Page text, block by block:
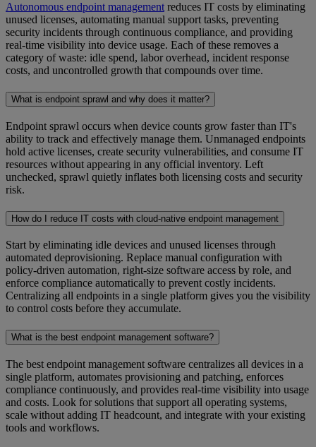
Autonomous endpoint managementreduces IT costs by eliminating
unused licenses, automating manual support tasks, preventing
security incidents through continuous compliance, and providing
real-time visibility into device usage. Each of these removes a
category of waste: idle spend, labor overhead, incident response
costs, and uncontrolled growth that compounds over time.
What is endpoint sprawl and why does it matter?
Endpoint sprawl occurs when device counts grow faster than IT's
ability to track and effectively manage them. Unmanaged endpoints
hold active licenses, create security vulnerabilities, and consume IT
resources without appearing in any official inventory. Left
unchecked, sprawl quietly inflates both licensing costs and security
risk.
How do I reduce IT costs with cloud-native endpoint management
Start by eliminating idle devices and unused licenses through
automated deprovisioning. Replace manual configuration with
policy-driven automation, right-size software access by role, and
enforce compliance automatically to prevent costly incidents.
Centralizing all endpoints in a single platform gives you the visibility
to control costs before they accumulate.
What is the best endpoint management software?
The best endpoint management software centralizes all devices in a
single platform, automates provisioning and patching, enforces
compliance continuously, and provides real-time visibility into usage
and costs. Look for solutions that support all operating systems,
scale without adding IT headcount, and integrate with your existing
tools and workflows.